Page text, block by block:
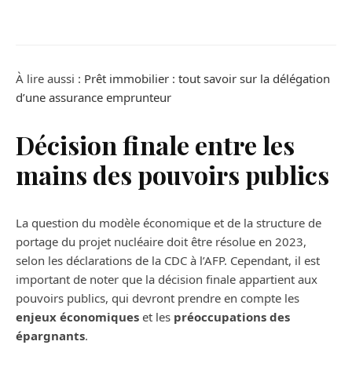
À lire aussi : Prêt immobilier : tout savoir sur la délégation
d’une assurance emprunteur
Décision finale entre les
mains des pouvoirs publics
La question du modèle économique et de la structure de
portage du projet nucléaire doit être résolue en 2023,
selon les déclarations de la CDC à l’AFP. Cependant, il est
important de noter que la décision finale appartient aux
pouvoirs publics, qui devront prendre en compte les
enjeux économiques et les préoccupations des
épargnants.